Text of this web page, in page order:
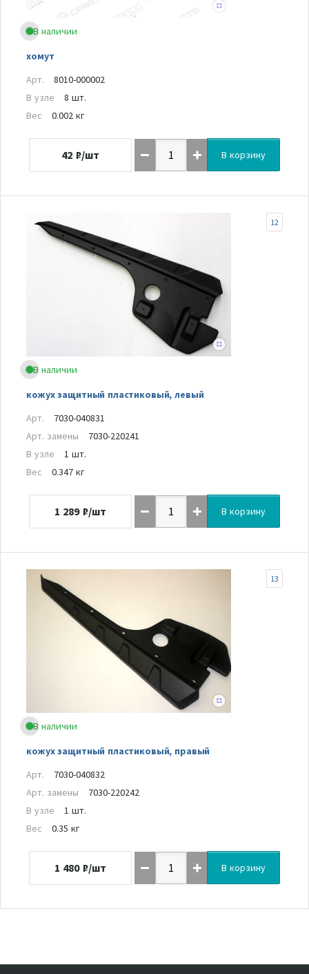
В наличии
хомут
Арт.
8010-000002
В узле
8 шт.
Вес
0.002 кг
42 ₽/шт В корзину
В наличии
кожух защитный пластиковый, левый
12
Арт.
7030-040831
Арт. замены
7030-220241
В узле
1 шт.
Вес
0.347 кг
1 289 ₽/шт В корзину
В наличии
кожух защитный пластиковый, правый
13
Арт.
7030-040832
Арт. замены
7030-220242
В узле
1 шт.
Вес
0.35 кг
1 480 ₽/шт В корзину